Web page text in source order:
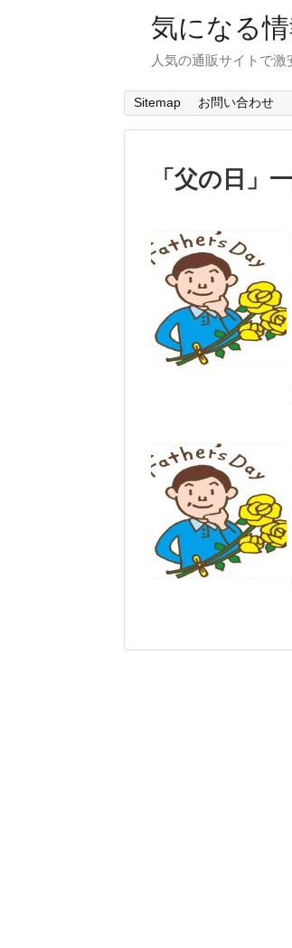
気になる
人気の通販サイトで
Sitemap お問い合わせ
「 父の日 」